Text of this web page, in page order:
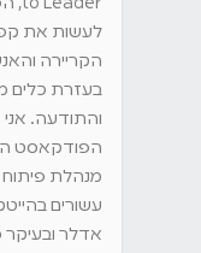
לעשות את
הקריירה
בעזרת כלים
והתודעה.
הפודקאסט
מנהלת פיתוח
עשורים
אדלר